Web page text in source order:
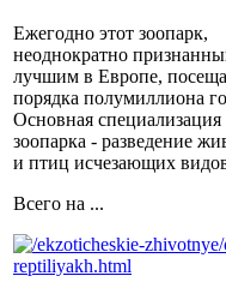
Ежегодно этот зоопарк,
неоднократно
лучшим в Европе,
порядка полумиллиона
Основная специализация
зоопарка - разведение
и птиц исчезающих
Всего на ...